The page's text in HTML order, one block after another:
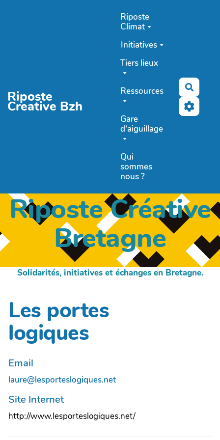
Riposte
Creative Bzh
Riposte
Climat
Initiatives
Tiers lieux
Ressources
Gare
d'aiguillage
Qui
sommes
nous ?
Riposte Créative
Bretagne
Solidarités, initiatives et échanges en Bretagne.
Les portes
logiques
Email
laure@lesporteslogiques.net
Site Internet
http://www.lesporteslogiques.net/